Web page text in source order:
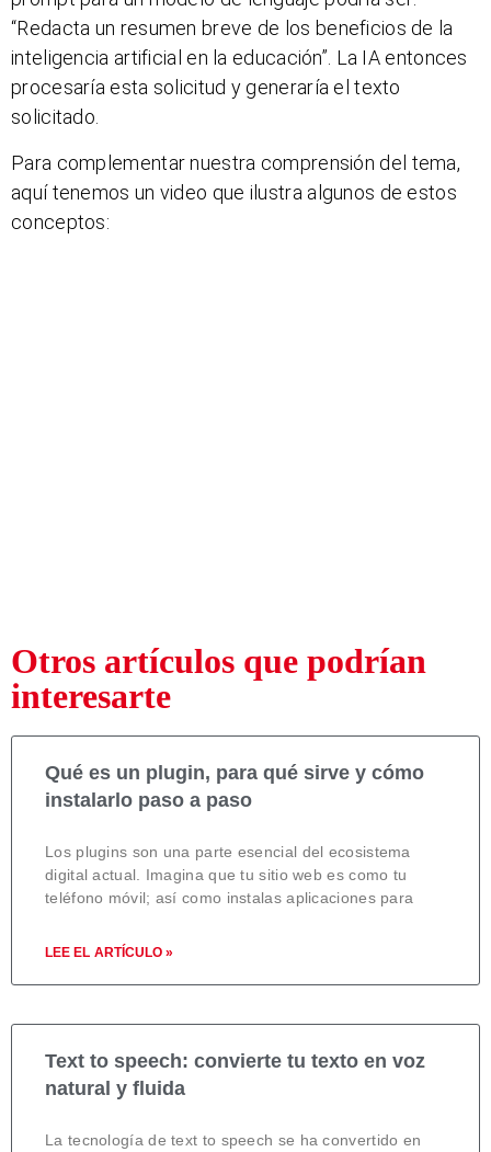
“Redacta un resumen breve de los beneficios de la
inteligencia artificial en la educación”. La IA entonces
procesaría esta solicitud y generaría el texto
solicitado.
Para complementar nuestra comprensión del tema,
aquí tenemos un video que ilustra algunos de estos
conceptos:
Otros artículos que podrían
interesarte
Qué es un plugin, para qué sirve y cómo
instalarlo paso a paso
Los plugins son una parte esencial del ecosistema
digital actual. Imagina que tu sitio web es como tu
teléfono móvil; así como instalas aplicaciones para
LEE EL ARTÍCULO »
Text to speech: convierte tu texto en voz
natural y fluida
La tecnología de text to speech se ha convertido en